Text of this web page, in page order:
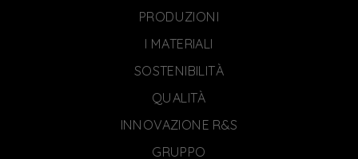
PRODUZIONI
I MATERIALI
SOSTENIBILITÀ
QUALITÀ
INNOVAZIONE R&S
GRUPPO